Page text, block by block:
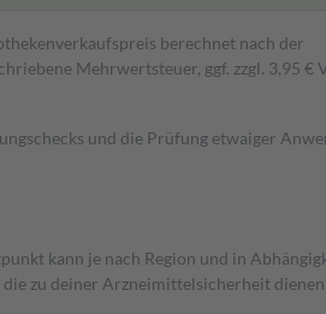
berechnet nach der
Mehrwertsteuer, ggf. zzgl. 3,95 €
und die Prüfung etwaiger
kann je nach Region und in
zu deiner Arzneimittelsicherheit